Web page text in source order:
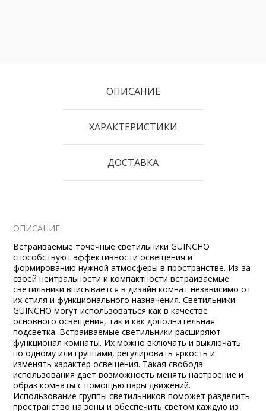
ОПИСАНИЕ
ХАРАКТЕРИСТИКИ
ДОСТАВКА
ОПИСАНИЕ
Встраиваемые точечные светильники GUINCHO
способствуют эффективности освещения и
формированию нужной атмосферы в пространстве. Из-за
своей нейтральности и компактности встраиваемые
светильники вписывается в дизайн комнат независимо от
их стиля и функционального назначения. Светильники
GUINCHO могут использоваться как в качестве
основного освещения, так и как дополнительная
подсветка. Встраиваемые светильники расширяют
функционал комнаты. Их можно включать и выключать
по одному или группами, регулировать яркость и
изменять характер освещения. Такая свобода
использования дает возможность менять настроение и
образ комнаты с помощью пары движений.
Использование группы светильников поможет разделить
пространство на зоны и обеспечить светом каждую из